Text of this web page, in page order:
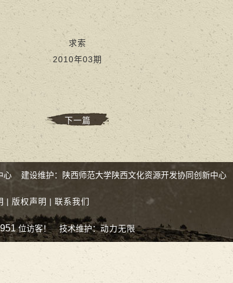
求索
2010年03期
下一篇
心 建设维护：陕西师范大学陕西文化资源开发协同创新中心
| 版权声明 | 联系我们
位访客！ 技术维护：动力无限